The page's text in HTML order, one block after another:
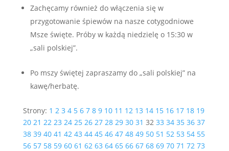
Zachęcamy również do włączenia się w
przygotowanie śpiewów na nasze cotygodniowe
Msze święte. Próby w każdą niedzielę o 15:30 w
„sali polskiej”.
Po mszy świętej zapraszamy do „sali polskiej” na
kawę/herbatę.
Strony: 1 2 3 4 5 6 7 8 9 10 11 12 13 14 15 16 17 18 19
20 21 22 23 24 25 26 27 28 29 30 31 32 33 34 35 36 37
38 39 40 41 42 43 44 45 46 47 48 49 50 51 52 53 54 55
56 57 58 59 60 61 62 63 64 65 66 67 68 69 70 71 72 73